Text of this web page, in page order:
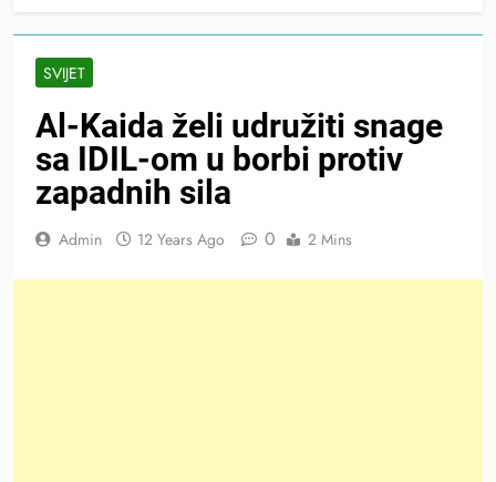
SVIJET
Al-Kaida želi udružiti snage
sa IDIL-om u borbi protiv
zapadnih sila
Admin 12 Years Ago 0 2 Mins